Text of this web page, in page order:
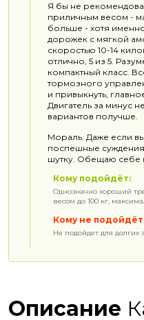
Я бы не
приличным весом -
больше - хотя
дорожек с мягкой
скоростью 10-14
отлично, 5 из 5.
компактный класс.
тормозного
и привыкнуть,
Двигатель за минус
вариантов получше.
Мораль. Даже если
поспешные суждения
шутку. Обещаю себе
Кому подойдёт:
Однозначно хороший
весом до 100 кг,
Кому не
Не подойдет для
Описание